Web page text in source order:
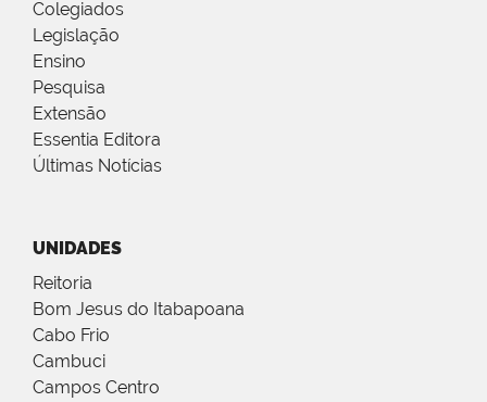
Colegiados
Legislação
Ensino
Pesquisa
Extensão
Essentia Editora
Últimas Notícias
UNIDADES
Reitoria
Bom Jesus do Itabapoana
Cabo Frio
Cambuci
Campos Centro